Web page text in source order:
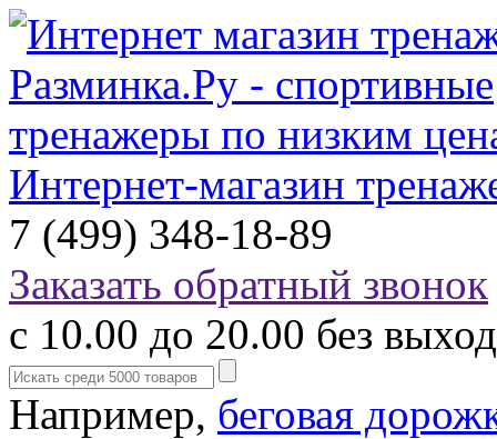
Интернет-магазин
7 (499) 348-18-89
Заказать обратный звонок
с 10.00 до 20.00 без
Например, беговая